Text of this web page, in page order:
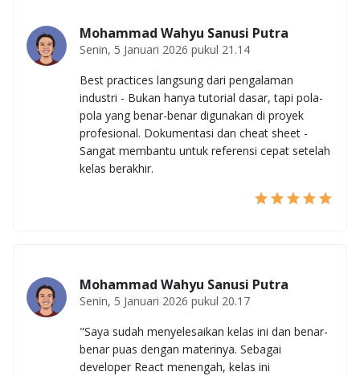
Mohammad Wahyu Sanusi Putra
Senin, 5 Januari 2026 pukul 21.14
Best practices langsung dari pengalaman
industri - Bukan hanya tutorial dasar, tapi pola-
pola yang benar-benar digunakan di proyek
profesional. Dokumentasi dan cheat sheet -
Sangat membantu untuk referensi cepat setelah
kelas berakhir.
Mohammad Wahyu Sanusi Putra
Senin, 5 Januari 2026 pukul 20.17
"Saya sudah menyelesaikan kelas ini dan benar-
benar puas dengan materinya. Sebagai
developer React menengah, kelas ini